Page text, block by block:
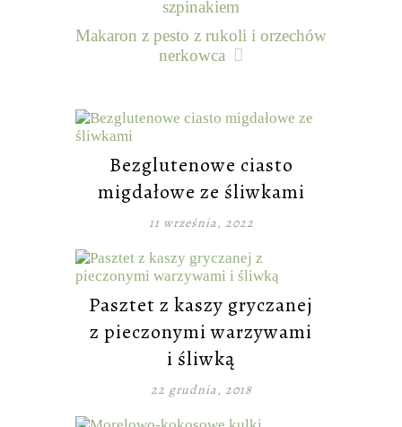
szpinakiem
Makaron z pesto z rukoli i orzechów
nerkowca
Bezglutenowe ciasto
migdałowe ze śliwkami
11 września, 2022
Pasztet z kaszy gryczanej
z pieczonymi warzywami
i śliwką
22 grudnia, 2018